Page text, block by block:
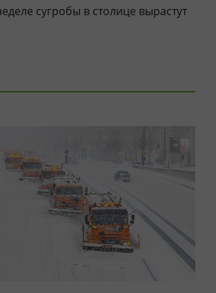
сугробы в столице вырастут